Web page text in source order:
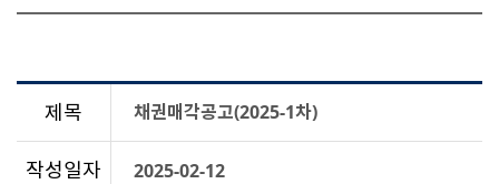
제목 채권매각공고(2025-1차)
작성일자 2025-02-12